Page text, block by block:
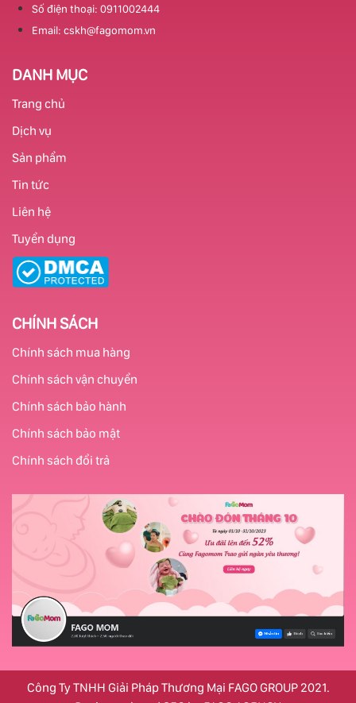
Số điện thoại: 0911002444
Email: cskh@fagomom.vn
DANH MỤC
Trang chủ
Dịch vụ
Sản phẩm
Tin tức
Liên hệ
Tuyển dụng
CHÍNH SÁCH
Chính sách mua hàng
Chính sách vận chuyển
Chính sách bảo hành
Chính sách bảo mật
Chính sách đổi trả
Công Ty TNHH Giải Pháp Thương Mại FAGO GROUP 2021.